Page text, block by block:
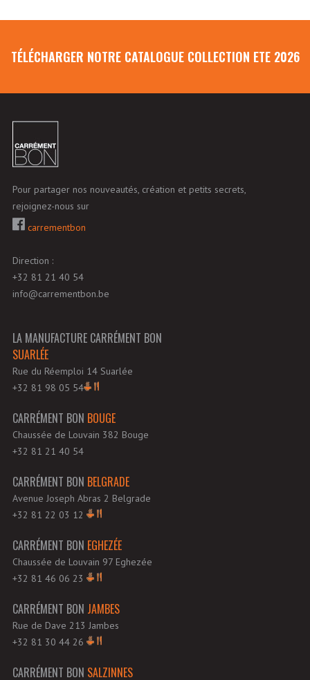
TÉLÉCHARGER NOTRE CATALOGUE COLLECTION ETE 2026
Pour partager nos nouveautés, création et petits secrets,
rejoignez-nous sur
carrementbon
Direction :
+32 81 21 40 54
info@carrementbon.be
LA MANUFACTURE CARRÉMENT BON
SUARLÉE
Rue du Réemploi 14 Suarlée
+32 81 98 05 54
CARRÉMENT BON BOUGE
Chaussée de Louvain 382 Bouge
+32 81 21 40 54
CARRÉMENT BON BELGRADE
Avenue Joseph Abras 2 Belgrade
+32 81 22 03 12
CARRÉMENT BON EGHEZÉE
Chaussée de Louvain 97 Eghezée
+32 81 46 06 23
CARRÉMENT BON JAMBES
Rue de Dave 213 Jambes
+32 81 30 44 26
CARRÉMENT BON SALZINNES